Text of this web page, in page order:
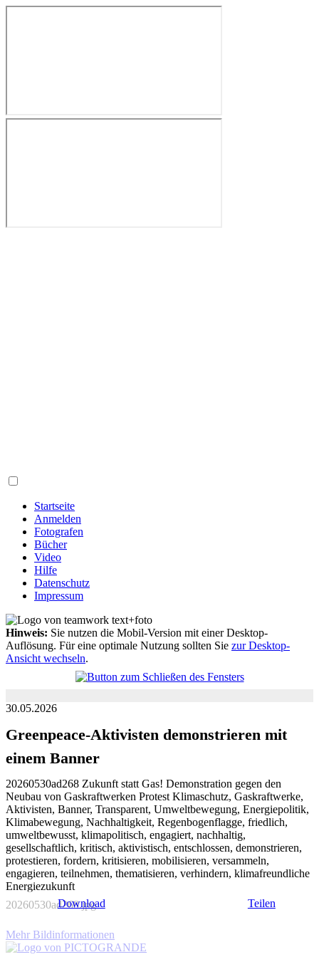
Startseite
Anmelden
Fotografen
Bücher
Video
Hilfe
Datenschutz
Impressum
Hinweis: Sie nutzen die Mobil-Version mit einer Desktop-
Auflösung. Für eine optimale Nutzung sollten Sie zur Desktop-
Ansicht wechseln.
Download Teilen
30.05.2026
Greenpeace-Aktivisten demonstrieren mit
einem Banner
20260530ad268 Zukunft statt Gas! Demonstration gegen den
Neubau von Gaskraftwerken Protest Klimaschutz, Gaskraftwerke,
Aktivisten, Banner, Transparent, Umweltbewegung, Energiepolitik,
Klimabewegung, Nachhaltigkeit, Regenbogenflagge, friedlich,
umweltbewusst, klimapolitisch, engagiert, nachhaltig,
gesellschaftlich, kritisch, aktivistisch, entschlossen, demonstrieren,
protestieren, fordern, kritisieren, mobilisieren, versammeln,
engagieren, teilnehmen, thematisieren, verhindern, klimafreundliche
Energiezukunft
20260530ad268.jpg
Mehr Bildinformationen